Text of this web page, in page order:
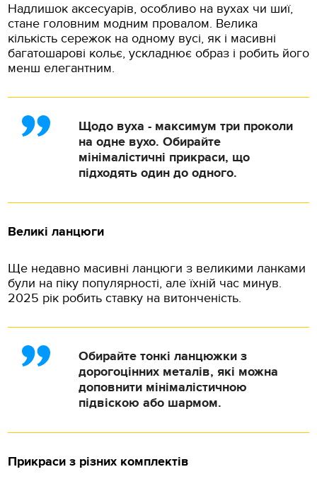
Надлишок аксесуарів, особливо на вухах чи шиї,
стане головним модним провалом. Велика
кількість сережок на одному вусі, як і масивні
багатошарові кольє, ускладнює образ і робить його
менш елегантним.
Щодо вуха - максимум три проколи
на одне вухо. Обирайте
мінімалістичні прикраси, що
підходять один до одного.
Великі ланцюги
Ще недавно масивні ланцюги з великими ланками
були на піку популярності, але їхній час минув.
2025 рік робить ставку на витонченість.
Обирайте тонкі ланцюжки з
дорогоцінних металів, які можна
доповнити мінімалістичною
підвіскою або шармом.
Прикраси з різних комплектів